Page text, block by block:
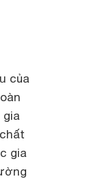
của
gia
gia